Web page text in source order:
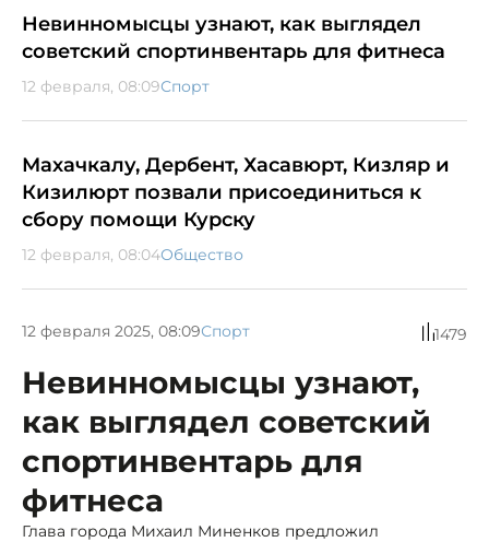
Невинномысцы узнают, как выглядел
советский спортинвентарь для фитнеса
12 февраля, 08:09Спорт
Махачкалу, Дербент, Хасавюрт, Кизляр и
Кизилюрт позвали присоединиться к
сбору помощи Курску
12 февраля, 08:04Общество
12 февраля 2025, 08:09Спорт 1479
Невинномысцы узнают,
как выглядел советский
спортинвентарь для
фитнеса
Глава города Михаил Миненков предложил